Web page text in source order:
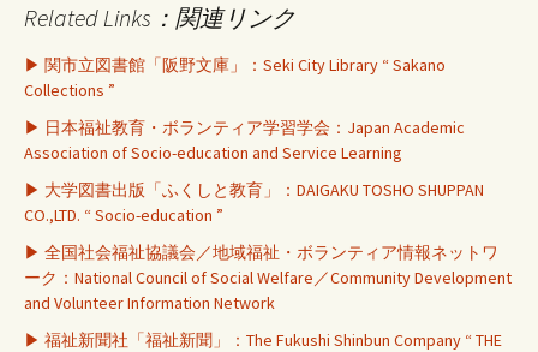
Related Links：関連リンク
▶ 関市立図書館「阪野文庫」：Seki City Library “ Sakano
Collections ”
▶ 日本福祉教育・ボランティア学習学会：Japan Academic
Association of Socio-education and Service Learning
▶ 大学図書出版「ふくしと教育」：DAIGAKU TOSHO SHUPPAN
CO.,LTD. “ Socio-education ”
▶ 全国社会福祉協議会／地域福祉・ボランティア情報ネットワ
ーク：National Council of Social Welfare／Community Development
and Volunteer Information Network
▶ 福祉新聞社「福祉新聞」：The Fukushi Shinbun Company “ THE